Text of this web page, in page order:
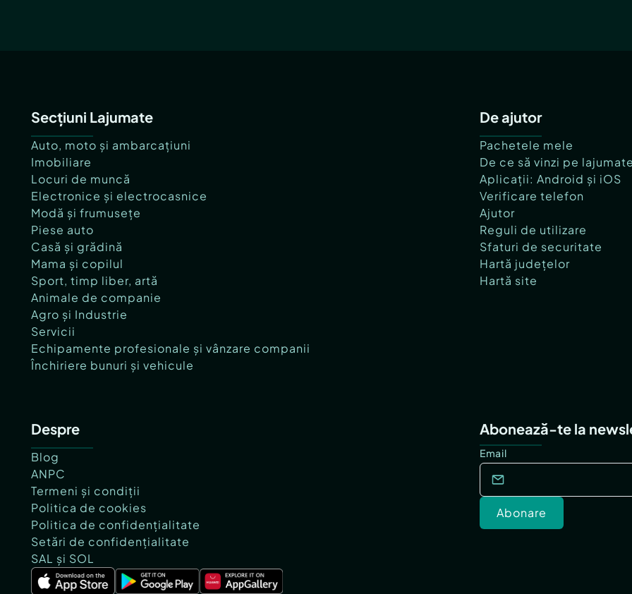
Secțiuni Lajumate
Auto, moto și ambarcațiuni
Imobiliare
Locuri de muncă
Electronice și electrocasnice
Modă și frumusețe
Piese auto
Casă și grădină
Mama și copilul
Sport, timp liber, artă
Animale de companie
Agro și Industrie
Servicii
Echipamente profesionale și vânzare companii
Închiriere bunuri și vehicule
De ajutor
Pachetele mele
De ce să vinzi pe
Aplicații: Android și iOS
Verificare telefon
Ajutor
Reguli de utilizare
Sfaturi de securitate
Hartă județelor
Hartă site
Despre
Blog
ANPC
Termeni și condiții
Politica de cookies
Politica de confidențialitate
Setări de confidențialitate
SAL și SOL
Abonează-te la
Email
Abonare